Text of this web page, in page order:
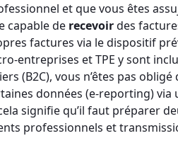
et que vous êtes
capable de recevoirdes
factures via le dispositif
entreprises et TPE y sont
(B2C), vous n’êtes pas
données (e-reporting)
signifie qu’il faut préparer
professionnels et